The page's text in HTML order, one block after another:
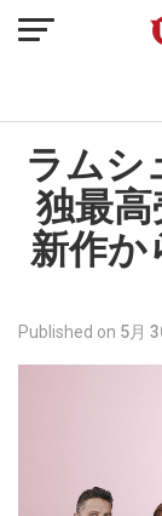
ラムシ
独最
新作か
Published on 5月